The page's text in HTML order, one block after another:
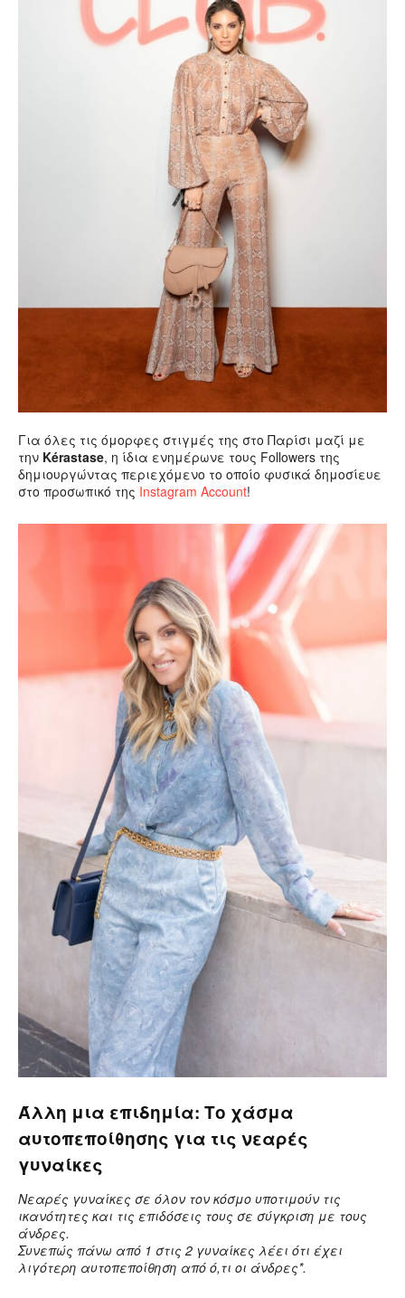
Για όλες τις όμορφες στιγμές της στο Παρίσι μαζί με
την Kérastase, η ίδια ενημέρωνε τους Followers της
δημιουργώντας περιεχόμενο το οποίο φυσικά δημοσίευε
στο προσωπικό της Instagram Account!
Άλλη μια επιδημία: Το χάσμα
αυτοπεποίθησης για τις νεαρές
γυναίκες
Νεαρές γυναίκες σε όλον τον κόσμο υποτιμούν τις
ικανότητες και τις επιδόσεις τους σε σύγκριση με τους
άνδρες.
Συνεπώς πάνω από 1 στις 2 γυναίκες λέει ότι έχει
λιγότερη αυτοπεποίθηση από ό,τι οι άνδρες*.